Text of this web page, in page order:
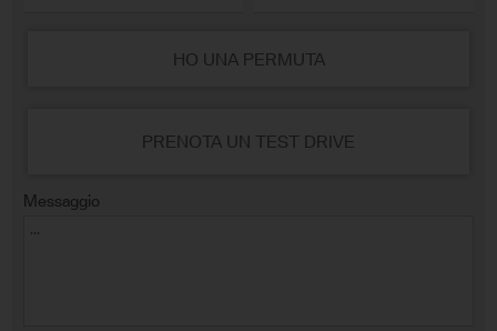
HO UNA PERMUTA
PRENOTA UN TEST DRIVE
Messaggio